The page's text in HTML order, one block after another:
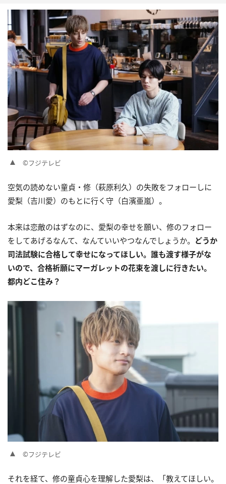
©フジテレビ
空気の読めない童貞・修（萩原利久）の失敗をフォローしに
愛梨（吉川愛）のもとに行く守（白濱亜嵐）。
本来は恋敵のはずなのに、愛梨の幸せを願い、修のフォロー
をしてあげるなんて、なんていいやつなんでしょうか。 どうか
司法試験に合格して幸せになってほしい。誰も渡す様子がな
いので、合格祈願にマーガレットの花束を渡しに行きたい。
都内どこ住み？
©フジテレビ
それを経て、修の童貞心を理解した愛梨は、「教えてほしい。